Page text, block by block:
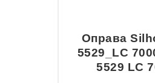
Оправа
5529_LC
5529 LC